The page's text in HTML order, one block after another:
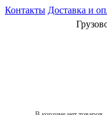
Контакты Доставка и